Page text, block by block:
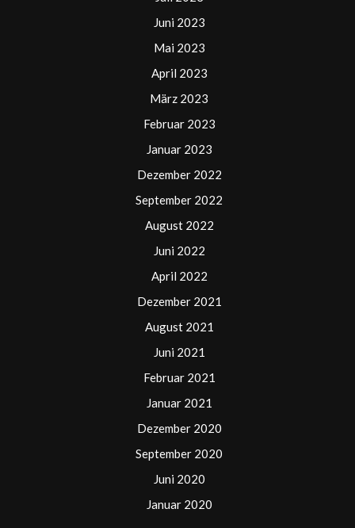
Juni 2023
Mai 2023
April 2023
März 2023
Februar 2023
Januar 2023
Dezember 2022
September 2022
August 2022
Juni 2022
April 2022
Dezember 2021
August 2021
Juni 2021
Februar 2021
Januar 2021
Dezember 2020
September 2020
Juni 2020
Januar 2020